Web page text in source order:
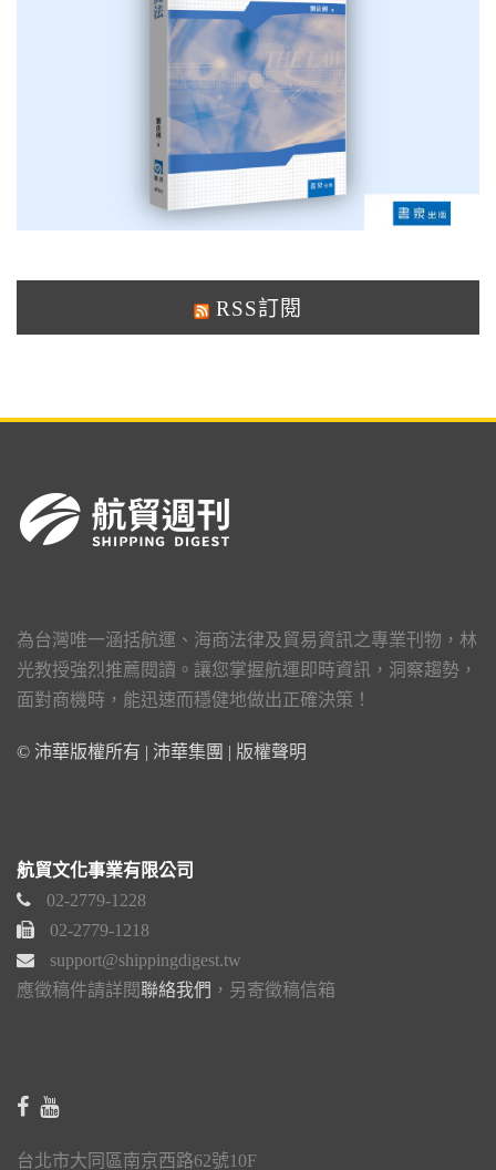
RSS訂閱
為台灣唯一涵括航運、海商法律及貿易資訊之專業刊物，林
光教授強烈推薦閱讀。讓您掌握航運即時資訊，洞察趨勢，
面對商機時，能迅速而穩健地做出正確決策！
© 沛華版權所有 | 沛華集團 | 版權聲明
航貿文化事業有限公司
02-2779-1228
02-2779-1218
support@shippingdigest.tw
應徵稿件請詳閱聯絡我們 ，另寄徵稿信箱
台北市大同區南京西路62號10F